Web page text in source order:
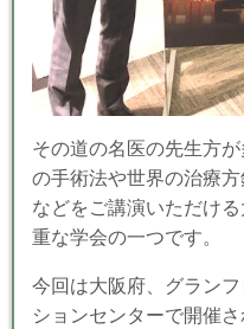
その道の名医の先生方
の手術法や世界の治療
などをご講演いただけ
重な学会の一つです。
今回は大阪府、グラン
ションセンターで開催さ